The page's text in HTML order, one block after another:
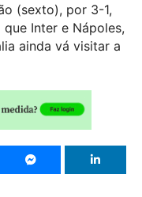
(sexto), por 3-1,
Inter e Nápoles,
ainda vá visitar a